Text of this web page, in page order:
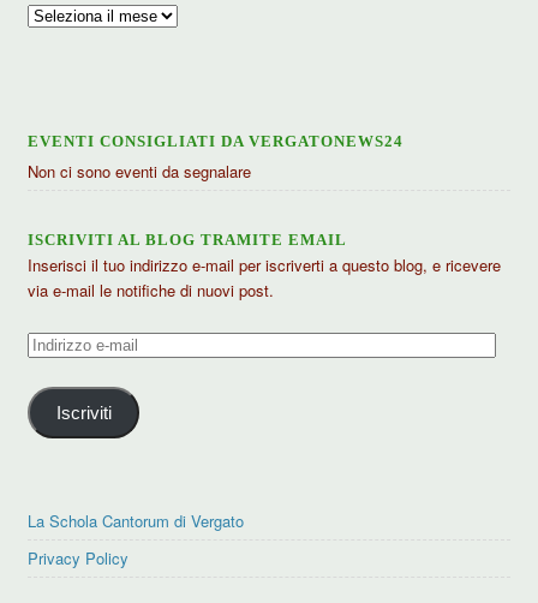
Archivio
EVENTI CONSIGLIATI DA VERGATONEWS24
Non ci sono eventi da segnalare
ISCRIVITI AL BLOG TRAMITE EMAIL
Inserisci il tuo indirizzo e-mail per iscriverti a questo blog, e ricevere
via e-mail le notifiche di nuovi post.
Indirizzo
mail
Iscriviti
La Schola Cantorum di Vergato
Privacy Policy